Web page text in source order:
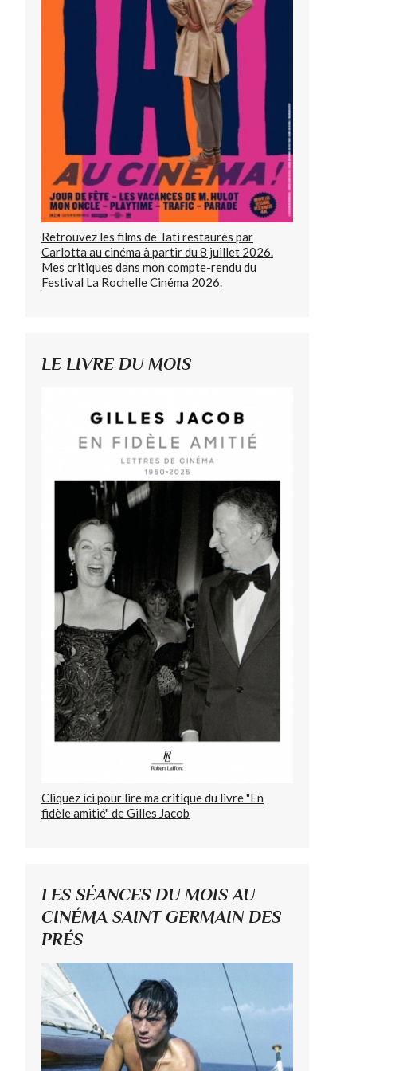
Retrouvez les films de Tati restaurés par
Carlotta au cinéma à partir du 8 juillet 2026.
Mes critiques dans mon compte-rendu du
Festival La Rochelle Cinéma 2026.
LE LIVRE DU MOIS
Cliquez ici pour lire ma critique du livre "En
fidèle amitié" de Gilles Jacob
LES SÉANCES DU MOIS AU
CINÉMA SAINT GERMAIN DES
PRÉS